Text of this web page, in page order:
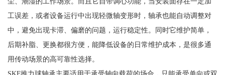
工误差，或者设备运行中出现轻微轴变形时，轴承也能自动调整对
中，避免出现卡滞、偏磨的问题，运行稳定性。同时它维护简单，
后期补脂、更换都很方便，能降低设备的日常维护成本，是很多通
用传动场景的高可靠性选择。
SKF推力球轴承主要适用于承受轴向载荷的场合，只能承受单向或双